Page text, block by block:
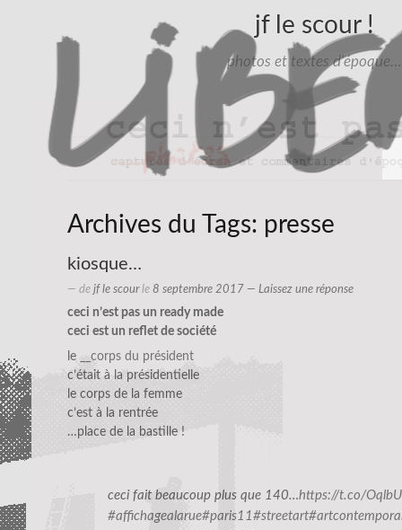
jf le scour !
photos et textes d'époque…
Archives du Tags: presse
kiosque…
— de jf le scourle 8 septembre 2017 — Laissez une réponse
ceci n’est pas un ready made
ceci est un reflet de société
le
__corps du président
c’était à la présidentielle
le corps de la femme
c’est à la rentrée
…place de la bastille !
ceci fait beaucoup plus que 140…https://t.co/
#affichagealarue#paris11#streetart